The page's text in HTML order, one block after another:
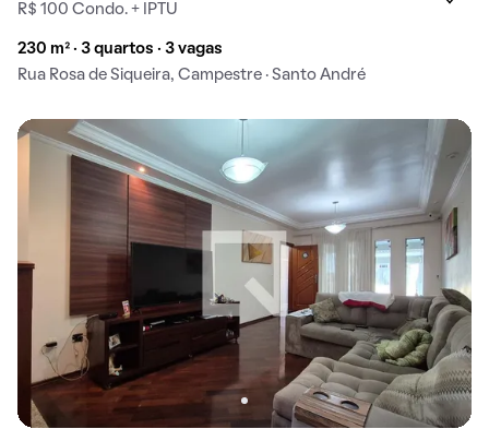
R$ 100 Condo. + IPTU
230 m² · 3 quartos · 3 vagas
Rua Rosa de Siqueira, Campestre · Santo André